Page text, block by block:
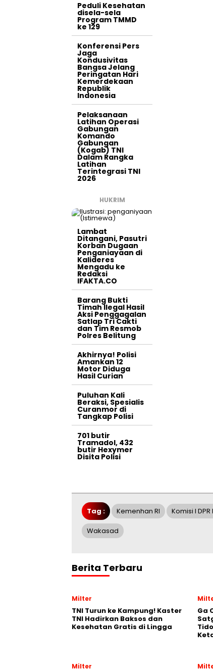
Peduli Kesehatan
disela-sela
Program TMMD
ke 129
Konferensi Pers
Jaga
Kondusivitas
Bangsa Jelang
Peringatan Hari
Kemerdekaan
Republik
Indonesia
Pelaksanaan
Latihan Operasi
Gabungan
Komando
Gabungan
(Kogab) TNI
Dalam Rangka
Latihan
Terintegrasi TNI
2026
HUKRIM
Lambat
Ditangani, Pasutri
Korban Dugaan
Penganiayaan di
Kalideres
Mengadu ke
Redaksi
IFAKTA.CO
Barang Bukti
Timah Ilegal Hasil
Aksi Penggagalan
Satlap Tri Cakti
dan Tim Resmob
Polres Belitung
Akhirnya! Polisi
Amankan 12
Motor Diduga
Hasil Curian
Puluhan Kali
Beraksi, Spesialis
Curanmor di
Tangkap Polisi
701 butir
Tramadol, 432
butir Hexymer
Disita Polisi
Tag : Kemenhan RI Komisi I DPR
Wakasad
Berita Terbaru
Milter
TNI Turun ke Kampung! Kaster
TNI Hadirkan Baksos dan
Kesehatan Gratis di Lingga
Ga
Milter